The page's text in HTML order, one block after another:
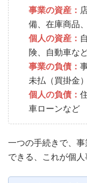
事業の資産：
備、在庫商品
個人の資産：
険、自動車な
事業の負債：
未払（買掛金
個人の負債：
車ローンなど
一つの手続きで、
できる、これが個人